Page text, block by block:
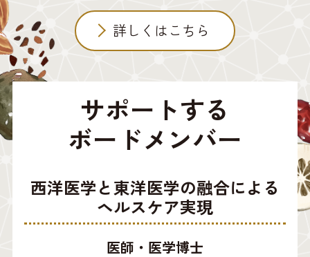
詳しくはこちら
サポートする
ボードメンバー
西洋医学と東洋医学の融合による
ヘルスケア実現
医師・医学博士